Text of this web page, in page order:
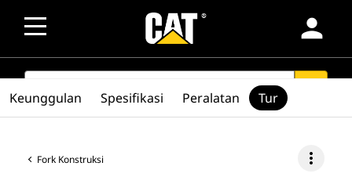
person
SEARCH
Fork Konstruksi more_vert
Keunggulan Spesifikasi Peralatan Tur